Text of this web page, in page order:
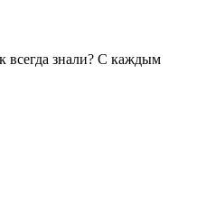
всегда знали? С каждым